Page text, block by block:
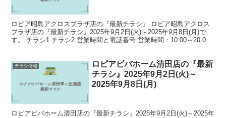
ロピア昭島アクロスプラザ店の『最新チラシ』 ロピア昭島アクロス
プラザ店の『最新チラシ』2025年9月2日(火)～2025年9月8日(月)で
す。 チラシ1 チラシ2 営業時間と電話番号 営業時間：10:00～20:00
チラシ情報
ロピアビバホーム清田店の『最新
チラシ』2025年9月2日(火)～
2025年9月8日(月)
ロピアビバホーム清田店の『最新チラシ』2025年9月2日(火)～2025年